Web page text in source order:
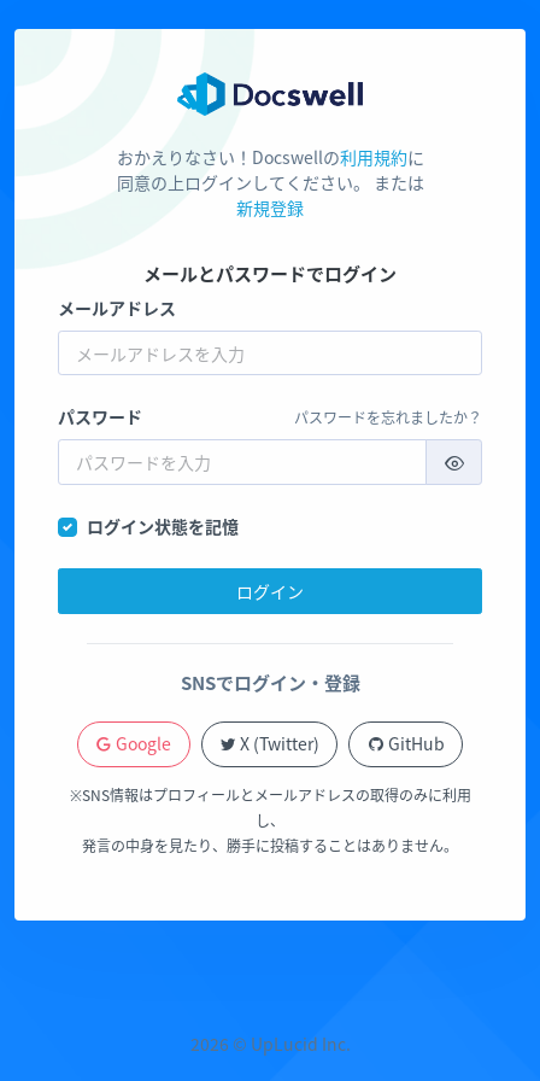
おかえりなさい！Docswellの利用規約に
同意の上ログインしてください。 または
新規登録
メールとパスワードでログイン
メールアドレス
パスワードを忘れましたか？
パスワード
ログイン状態を記憶
ログイン
SNSでログイン・登録
Google X (Twitter) GitHub
※SNS情報はプロフィールとメールアドレスの取得のみに利用
し、
発言の中身を見たり、勝手に投稿することはありません。
2026 © UpLucid Inc.